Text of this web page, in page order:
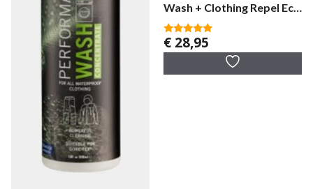
Wash + Clothing Repel Eco
Twin Pack
5.00
van 5
€ 28,95